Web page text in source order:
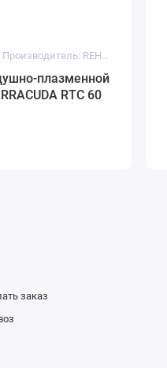
Производитель: REHM
плазменной
RTC 60
заказ